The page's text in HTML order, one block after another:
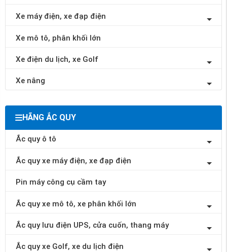
Xe máy điện, xe đạp điện
Xe mô tô, phân khối lớn
Xe điện du lịch, xe Golf
Xe nâng
HÃNG ẮC QUY
Ắc quy ô tô
Ắc quy xe máy điện, xe đạp điện
Pin máy công cụ cầm tay
Ắc quy xe mô tô, xe phân khối lớn
Ắc quy lưu điện UPS, cửa cuốn, thang máy
Ắc quy xe Golf, xe du lịch điện